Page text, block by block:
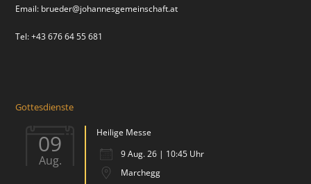
Email: brueder@johannesgemeinschaft.at
Tel: +43 676 64 55 681
Gottesdienste
09
Aug.
Heilige Messe
9 Aug. 26 | 10:45 Uhr
Marchegg